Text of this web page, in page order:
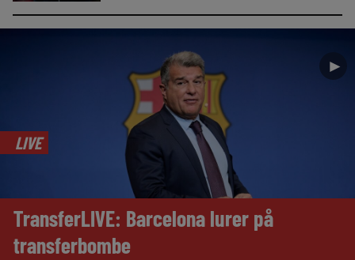
►
LIVE
TransferLIVE: Barcelona lurer på
transferbombe